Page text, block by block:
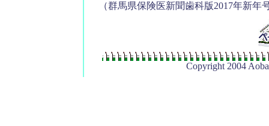
（群馬県保険医新聞歯科版2017年新年
Copyright 2004